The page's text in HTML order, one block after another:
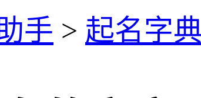
手 > 起名字典